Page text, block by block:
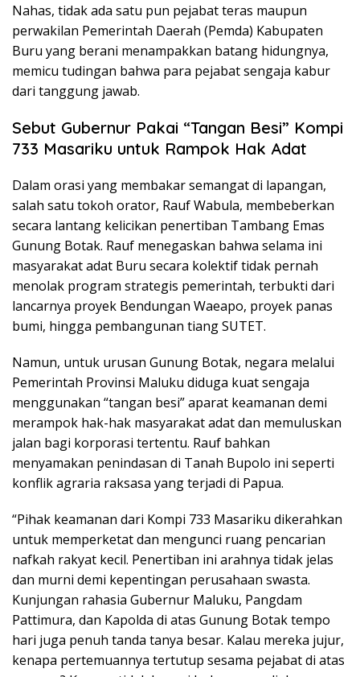
Nahas, tidak ada satu pun pejabat teras maupun
perwakilan Pemerintah Daerah (Pemda) Kabupaten
Buru yang berani menampakkan batang hidungnya,
memicu tudingan bahwa para pejabat sengaja kabur
dari tanggung jawab.
Sebut Gubernur Pakai “Tangan Besi” Kompi
733 Masariku untuk Rampok Hak Adat
Dalam orasi yang membakar semangat di lapangan,
salah satu tokoh orator, Rauf Wabula, membeberkan
secara lantang kelicikan penertiban Tambang Emas
Gunung Botak. Rauf menegaskan bahwa selama ini
masyarakat adat Buru secara kolektif tidak pernah
menolak program strategis pemerintah, terbukti dari
lancarnya proyek Bendungan Waeapo, proyek panas
bumi, hingga pembangunan tiang SUTET.
Namun, untuk urusan Gunung Botak, negara melalui
Pemerintah Provinsi Maluku diduga kuat sengaja
menggunakan “tangan besi” aparat keamanan demi
merampok hak-hak masyarakat adat dan memuluskan
jalan bagi korporasi tertentu. Rauf bahkan
menyamakan penindasan di Tanah Bupolo ini seperti
konflik agraria raksasa yang terjadi di Papua.
“Pihak keamanan dari Kompi 733 Masariku dikerahkan
untuk memperketat dan mengunci ruang pencarian
nafkah rakyat kecil. Penertiban ini arahnya tidak jelas
dan murni demi kepentingan perusahaan swasta.
Kunjungan rahasia Gubernur Maluku, Pangdam
Pattimura, dan Kapolda di atas Gunung Botak tempo
hari juga penuh tanda tanya besar. Kalau mereka jujur,
kenapa pertemuannya tertutup sesama pejabat di atas